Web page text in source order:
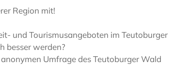
Region mit!
und Tourismusangeboten im Teutoburger
besser werden?
Umfrage des Teutoburger Wald